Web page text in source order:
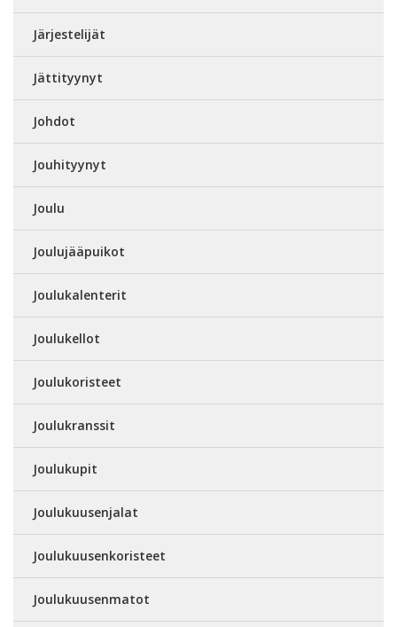
Järjestelijät
Jättityynyt
Johdot
Jouhityynyt
Joulu
Joulujääpuikot
Joulukalenterit
Joulukellot
Joulukoristeet
Joulukranssit
Joulukupit
Joulukuusenjalat
Joulukuusenkoristeet
Joulukuusenmatot